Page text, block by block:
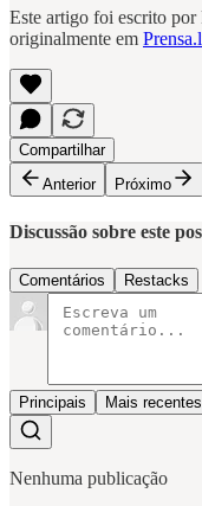
Este artigo foi escrito
originalmente em
Compartilhar
Anterior
Próximo
Discussão sobre este
Comentários Restacks
Principais Mais recentes
Nenhuma publicação